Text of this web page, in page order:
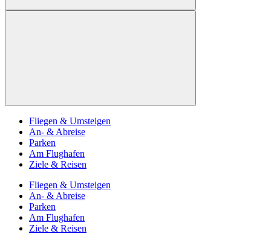
Fliegen & Umsteigen
An- & Abreise
Parken
Am Flughafen
Ziele & Reisen
Fliegen & Umsteigen
An- & Abreise
Parken
Am Flughafen
Ziele & Reisen